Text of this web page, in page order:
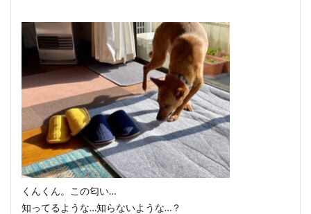
くんくん。この匂い…
知ってるような…知らないような…？